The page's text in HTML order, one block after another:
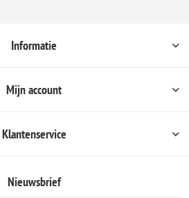
Informatie
Mijn account
Klantenservice
Nieuwsbrief